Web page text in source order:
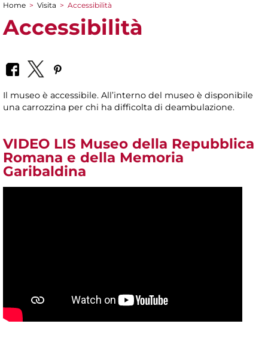
Tu sei qui
Home > Visita > Accessibilità
Accessibilità
Il museo è accessibile. All’interno del museo è disponibile
una carrozzina per chi ha difficolta di deambulazione.
VIDEO LIS Museo della Repubblica
Romana e della Memoria
Garibaldina